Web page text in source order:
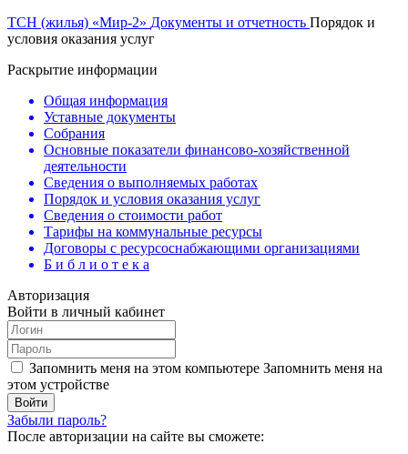
ТСН (жилья) «Мир-2» Документы и отчетность Порядок и
условия оказания услуг
Раскрытие информации
Общая информация
Уставные документы
Собрания
Основные показатели финансово-хозяйственной
деятельности
Сведения о выполняемых работах
Порядок и условия оказания услуг
Сведения о стоимости работ
Тарифы на коммунальные ресурсы
Договоры c ресурсоснабжающими организациями
Б и б л и о т е к а
Авторизация
Войти в личный кабинет
Запомнить меня на этом компьютере Запомнить меня на
этом устройстве
Забыли пароль?
После авторизации на сайте вы сможете: